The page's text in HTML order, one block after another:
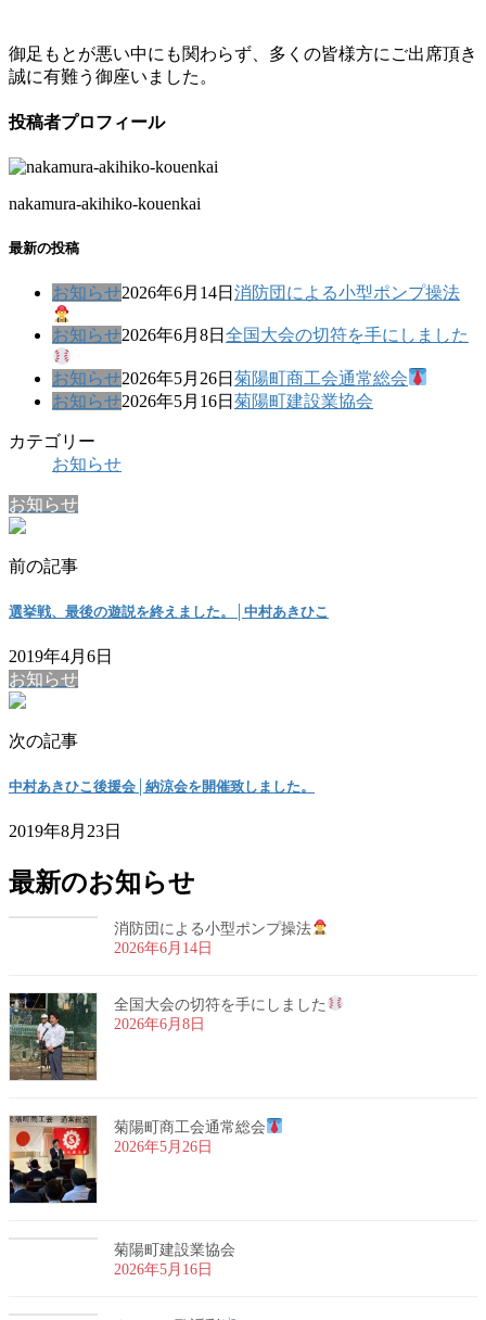
御足もとが悪い中にも関わらず、多くの皆様方にご出席頂き
誠に有難う御座いました。
投稿者プロフィール
nakamura-akihiko-kouenkai
最新の投稿
お知らせ2026年6月14日 消防団による小型ポンプ操法
お知らせ2026年6月8日 全国大会の切符を手にしました
お知らせ2026年5月26日 菊陽町商工会通常総会
お知らせ2026年5月16日 菊陽町建設業協会
カテゴリー
お知らせ
お知らせ
前の記事
選挙戦、最後の遊説を終えました。│中村あきひこ
2019年4月6日
お知らせ
次の記事
中村あきひこ後援会│納涼会を開催致しました。
2019年8月23日
最新のお知らせ
消防団による小型ポンプ操法
2026年6月14日
全国大会の切符を手にしました
2026年6月8日
菊陽町商工会通常総会
2026年5月26日
菊陽町建設業協会
2026年5月16日